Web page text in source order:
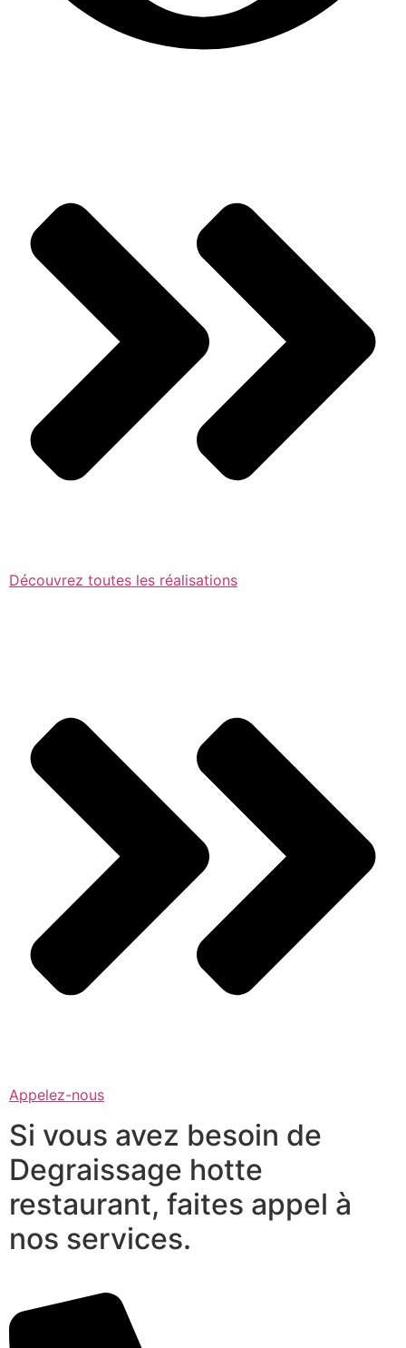
Découvrez toutes les réalisations
Appelez-nous
Si vous avez besoin de
Degraissage hotte
restaurant, faites appel à
nos services.